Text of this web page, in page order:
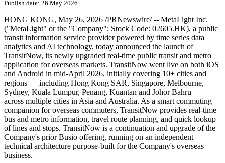
Overseas Business: TransitNow,
a Public Transit and Metro
App, Goes Live Across Multiple
Cities and Regions in Asia and
Australia
Publish date: 26 May 2026
HONG KONG,May 26, 2026/PRNewswire/ -- MetaLight Inc.
("MetaLight" or the "Company"; Stock Code: 02605.HK), a public
transit information service provider powered by time series data
analytics and AI technology, today announced the launch of